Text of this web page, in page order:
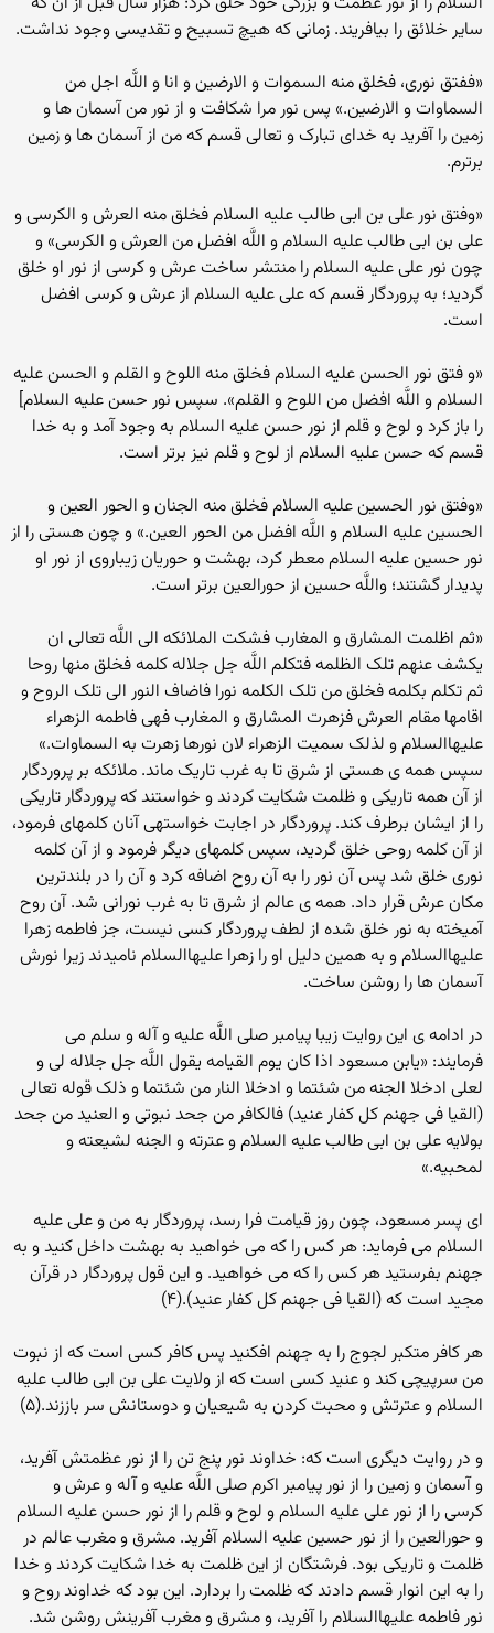
سایر خلائق را بیافریند. زمانى که هیچ تسبیح و تقدیسى وجود نداشت.
«ففتق نورى، فخلق منه السموات و الارضین و انا و اللَّه اجل من
السماوات و الارضین.» پس نور مرا شکافت و از نور من آسمان ها و
زمین را آفرید به خداى تبارک و تعالى قسم که من از آسمان ها و زمین
برترم.
«وفتق نور على بن ابى‏ طالب علیه ‏السلام فخلق منه العرش و الکرسى و
على بن ابى‏ طالب علیه ‏السلام و اللَّه افضل من العرش و الکرسى» و
چون نور على علیه ‏السلام را منتشر ساخت عرش و کرسى از نور او خلق
گردید؛ به پروردگار قسم که على علیه ‏السلام از عرش و کرسى افضل
است.
«و فتق نور الحسن علیه‏ السلام فخلق منه اللوح و القلم و الحسن علیه
‏السلام و اللَّه افضل من اللوح و القلم». سپس نور حسن علیه ‏السلام]
را باز کرد و لوح و قلم از نور حسن علیه ‏السلام به وجود آمد و به خدا
قسم که حسن علیه ‏السلام از لوح و قلم نیز برتر است.
«وفتق نور الحسین علیه ‏السلام فخلق منه الجنان و الحور العین و
الحسین علیه ‏السلام و اللَّه افضل من الحور العین.» و چون هستى را از
نور حسین علیه ‏السلام معطر کرد، بهشت و حوریان زیباروى از نور او
پدیدار گشتند؛ واللَّه حسین از حورالعین برتر است.
«ثم اظلمت المشارق و المغارب فشکت الملائکه الى اللَّه تعالى ان
یکشف عنهم تلک الظلمه فتکلم اللَّه جل جلاله کلمه فخلق منها روحا
ثم تکلم بکلمه فخلق من تلک الکلمه نورا فاضاف النور الى تلک الروح و
اقامها مقام العرش فزهرت المشارق و المغارب فهى فاطمه الزهراء
علیهاالسلام و لذلک سمیت الزهراء لان نورها زهرت به السماوات.»
سپس همه ‏ى هستى از شرق تا به غرب تاریک ماند. ملائکه بر پروردگار
از آن همه تاریکى و ظلمت شکایت کردند و خواستند که پروردگار تاریکى
را از ایشان برطرف کند. پروردگار در اجابت خواسته‏ى آنان کلمه‏اى فرمود،
از آن کلمه روحى خلق گردید، سپس کلمه‏اى دیگر فرمود و از آن کلمه
نورى خلق شد پس آن نور را به آن روح اضافه کرد و آن را در بلندترین
مکان عرش قرار داد. همه‏ ى عالم از شرق تا به غرب نورانى شد. آن روح
آمیخته به نور خلق شده از لطف پروردگار کسى نیست، جز فاطمه زهرا
علیهاالسلام و به همین دلیل او را زهرا علیهاالسلام نامیدند زیرا نورش
آسمان ها را روشن ساخت.
در ادامه‏ ى این روایت زیبا پیامبر صلى اللَّه علیه و آله و سلم مى
‏فرمایند: «یابن مسعود اذا کان یوم القیامه یقول اللَّه جل جلاله لى و
لعلى ادخلا الجنه من شئتما و ادخلا النار من شئتما و ذلک قوله تعالى
(القیا فى جهنم کل کفار عنید) فالکافر من جحد نبوتى و العنید من جحد
بولایه على بن ابى‏ طالب علیه ‏السلام و عترته و الجنه لشیعته و
لمحبیه.»
اى پسر مسعود، چون روز قیامت فرا رسد، پروردگار به من و على علیه
‏السلام مى‏ فرماید: هر کس را که مى‏ خواهید به بهشت داخل کنید و به
جهنم بفرستید هر کس را که مى‏ خواهید. و این قول پروردگار در قرآن
مجید است که (القیا فى جهنم کل کفار عنید).(۴)
هر کافر متکبر لجوج را به جهنم افکنید پس کافر کسى است که از نبوت
من سرپیچى کند و عنید کسى است که از ولایت على بن ابى‏ طالب علیه
‏السلام و عترتش و محبت کردن به شیعیان و دوستانش سر باززند.(۵)
و در روایت دیگرى است که: خداوند نور پنج تن را از نور عظمتش آفرید،
و آسمان و زمین را از نور پیامبر اکرم صلى اللَّه علیه و آله و عرش و
کرسى را از نور على علیه‏ السلام و لوح و قلم را از نور حسن علیه ‏السلام
و حورالعین را از نور حسین علیه ‏السلام آفرید. مشرق و مغرب عالم در
ظلمت و تاریکى بود. فرشتگان از این ظلمت به خدا شکایت کردند و خدا
را به این انوار قسم دادند که ظلمت را بردارد. این بود که خداوند روح و
نور فاطمه علیهاالسلام را آفرید، و مشرق و مغرب آفرینش روشن شد.